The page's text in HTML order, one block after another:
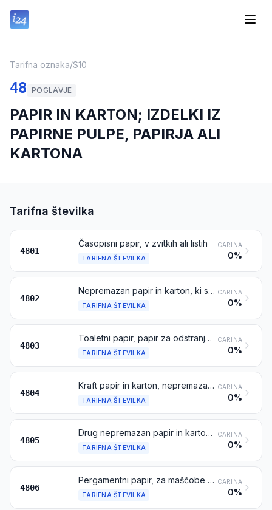
Tarifna oznaka/S10
48 POGLAVJE
PAPIR IN KARTON; IZDELKI IZ
PAPIRNE PULPE, PAPIRJA ALI
KARTONA
Tarifna številka
4801
Časopisni papir, v zvitkih ali listih
TARIFNA ŠTEVILKA
CARINA
0%
4802
Nepremazan papir in karton, ki se uporabljata za pisanje, tiskanje ali druge grafične namene, vključno neperforiran papir in karton za luknjane kartice in trakove v zvitkih ali pravokotnih (vključno kvadratnih) listih, katere koli velikosti, razen papirja iz tarifne številke 4801 ali 4803; ročno izdelana papir in karton
TARIFNA ŠTEVILKA
CARINA
0%
4803
Toaletni papir, papir za odstranjevanje ličila, papir za brisače, serviete in robce ter podoben papir za uporabo v gospodinjstvu ali za sanitarne namene, celulozna vata, koprene iz celuloznih vlaken, vključno nabrani (krep, plisirani idr.), reliefni, luknjani, površinsko barvani, površinsko okrašeni ali tiskani izdelki, v zvitkih ali listih
TARIFNA ŠTEVILKA
CARINA
0%
4804
Kraft papir in karton, nepremazana, v zvitkih ali listih, razen tistih iz tarifne številke 4802 ali 4803
TARIFNA ŠTEVILKA
CARINA
0%
4805
Drug nepremazan papir in karton, v zvitkih ali listih, dalje neobdelan, razen obdelav, ki so navedene v opombi 3 tega poglavja
TARIFNA ŠTEVILKA
CARINA
0%
4806
Pergamentni papir, za maščobe neprepusten papir, pavs papir in prozorni papir ter drugi glazirani prozorni ali prosojni papirji, v zvitkih ali listih
TARIFNA ŠTEVILKA
CARINA
0%